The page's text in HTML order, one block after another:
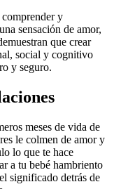
comprender y
sensación de amor,
que crear
social y cognitivo
y seguro.
meses de vida de
le colmen de amor y
lo que te hace
a tu bebé hambriento
significado detrás de